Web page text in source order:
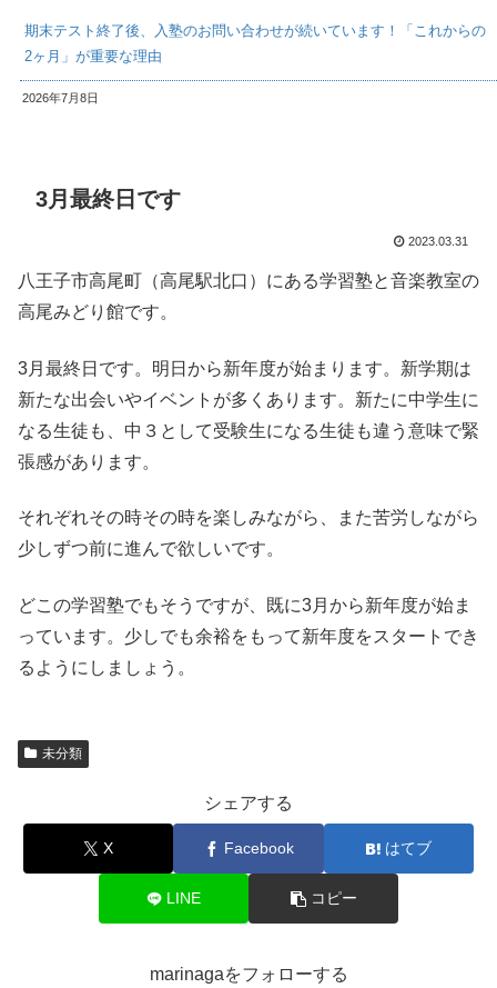
期末テスト終了後、入塾のお問い合わせが続いています！「これからの
2ヶ月」が重要な理由
2026年7月8日
3月最終日です
2023.03.31
八王子市高尾町（高尾駅北口）にある学習塾と音楽教室の
高尾みどり館です。
3月最終日です。明日から新年度が始まります。新学期は
新たな出会いやイベントが多くあります。新たに中学生に
なる生徒も、中３として受験生になる生徒も違う意味で緊
張感があります。
それぞれその時その時を楽しみながら、また苦労しながら
少しずつ前に進んで欲しいです。
どこの学習塾でもそうですが、既に3月から新年度が始ま
っています。少しでも余裕をもって新年度をスタートでき
るようにしましょう。
未分類
シェアする
X Facebook はてブ
LINE コピー
marinagaをフォローする